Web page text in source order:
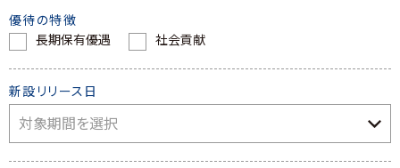
優待の特徴
長期保有優遇
社会貢献
新設リリース日